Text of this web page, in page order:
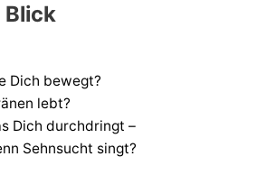
Blick
Dich bewegt?
lebt?
Dich durchdringt –
Sehnsucht singt?